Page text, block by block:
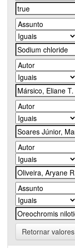
Retornar valores